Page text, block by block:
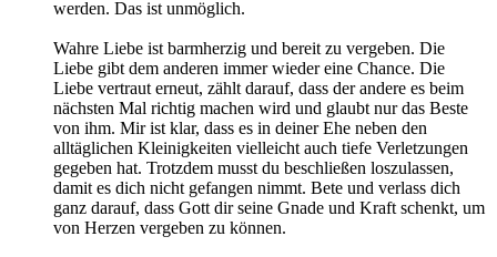
werden. Das ist unmöglich.
Wahre Liebe ist barmherzig und bereit zu vergeben. Die
Liebe gibt dem anderen immer wieder eine Chance. Die
Liebe vertraut erneut, zählt darauf, dass der andere es beim
nächsten Mal richtig machen wird und glaubt nur das Beste
von ihm. Mir ist klar, dass es in deiner Ehe neben den
alltäglichen Kleinigkeiten vielleicht auch tiefe Verletzungen
gegeben hat. Trotzdem musst du beschließen loszulassen,
damit es dich nicht gefangen nimmt. Bete und verlass dich
ganz darauf, dass Gott dir seine Gnade und Kraft schenkt, um
von Herzen vergeben zu können.